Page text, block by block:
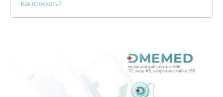
Как проехать?